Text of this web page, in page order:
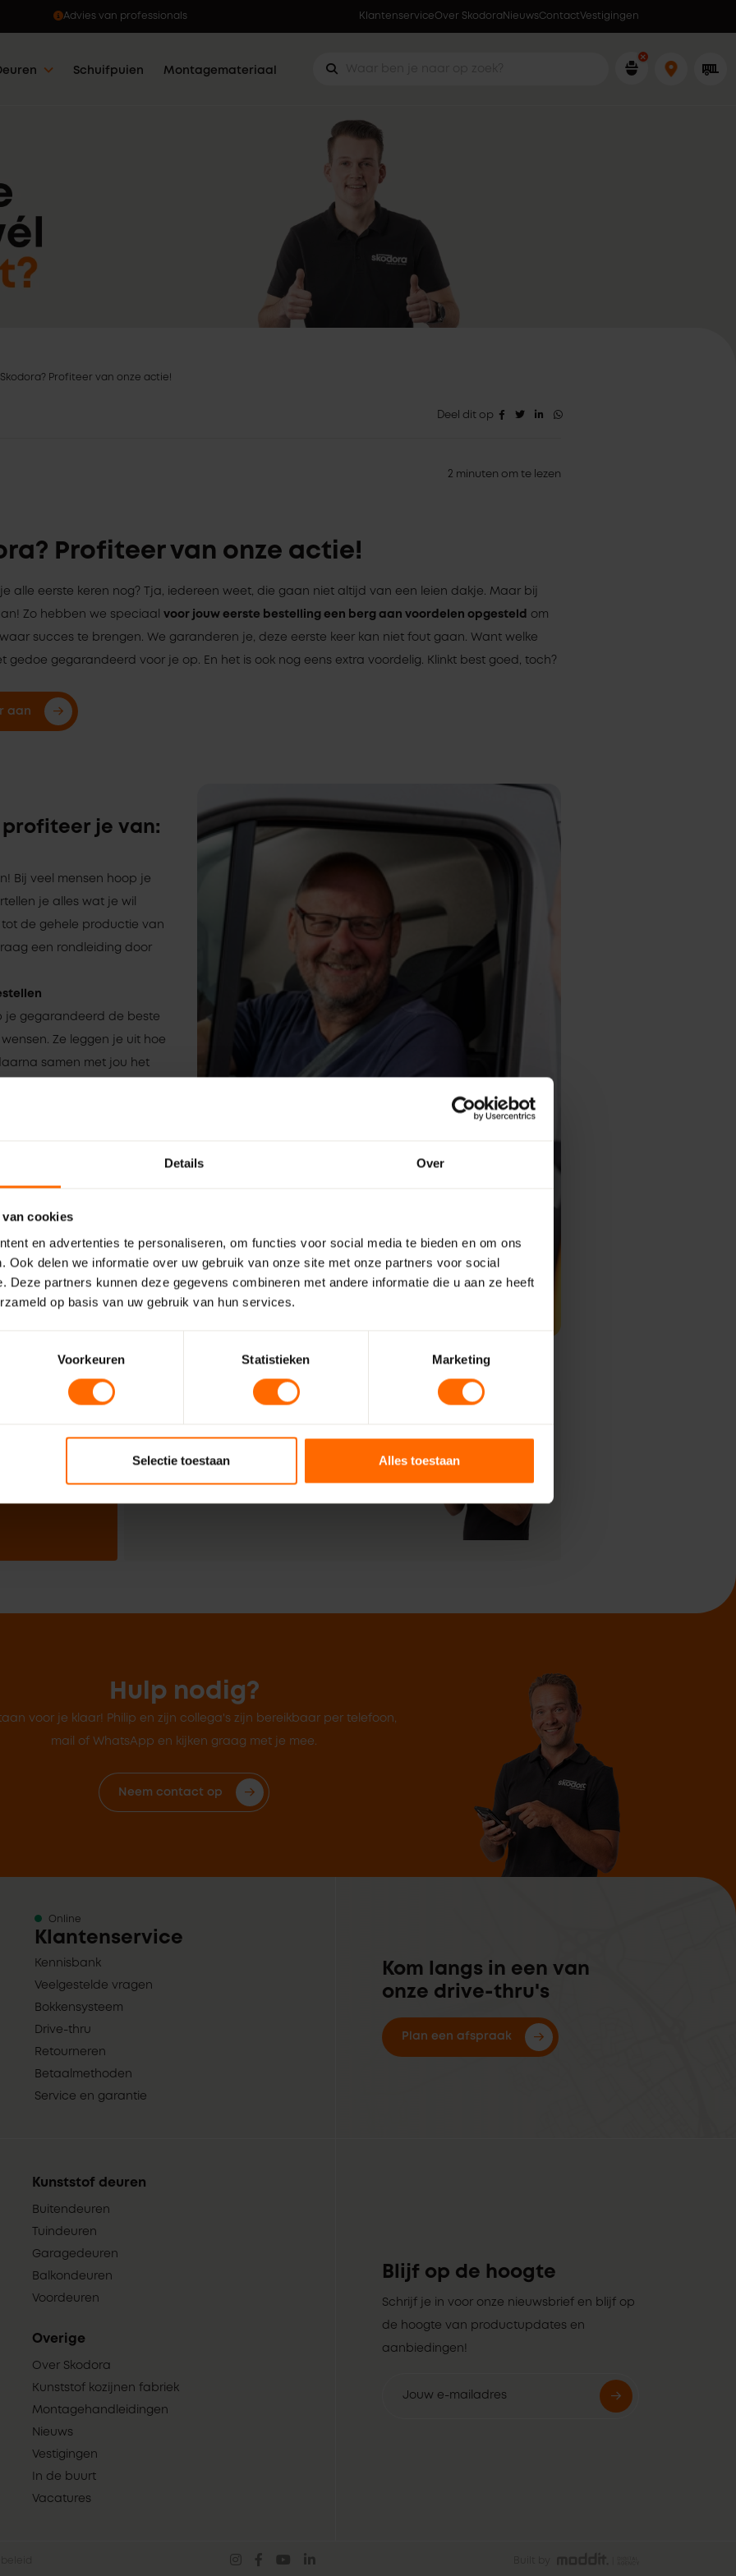
Details Over
van cookies
en advertenties te personaliseren, om functies voor social media te bieden en om ons
Ook delen we informatie over uw gebruik van onze site met onze partners voor social
Deze partners kunnen deze gegevens combineren met andere informatie die u aan ze heeft
op basis van uw gebruik van hun services.
Voorkeuren Statistieken Marketing
Selectie toestaan Alles toestaan
Advies van professionals Ophalen wanneer jou dat uitkomt
KlantenserviceOver Skodora NieuwsContactVestigingen
Schuifpuien Montagemateriaal
Profiteer van onze actie!
Deel dit op
2 minuten om te lezen
Profiteer van onze actie!
alle eerste keren nog? Tja, iedereen weet, die gaan niet altijd van een leien dakje. Maar bij
Zo hebben we speciaal voor jouw eerste bestelling een berg aan voordelen opgesteld om
succes te brengen. We garanderen je, deze eerste keer kan niet fout gaan. Want welke
gedoe gegarandeerd voor je op. En het is ook nog eens extra voordelig. Klinkt best goed, toch?
aan
profiteer je van:
Bij veel mensen hoop je
je alles wat je wil
de gehele productie van
een rondleiding door
je gegarandeerd de beste
Ze leggen je uit hoe
samen met jou het
afrondt.
een superscherpe
er niet, toch?
eerste
Nog vragen? Stel ze hier
Neem hier contact met ons op
Hulp nodig?
voor je klaar! Philip en zijn collega's zijn bereikbaar per telefoon,
mail of WhatsApp en kijken graag met je mee.
Neem contact op
Online
Klantenservice
Kennisbank
Veelgestelde vragen
Bokkensysteem
Drive-thru
Retourneren
Betaalmethoden
Service en garantie
Kunststof deuren
Buitendeuren
Tuindeuren
Garagedeuren
Balkondeuren
Voordeuren
Overige
Over Skodora
Kunststof kozijnen fabriek
Montagehandleidingen
Nieuws
Vestigingen
In de buurt
Vacatures
Kom langs in een van
onze drive-thru's
Plan een afspraak
Blijf op de hoogte
Schrijf je in voor onze nieuwsbrief en blijf op
de hoogte van productupdates en
aanbiedingen!